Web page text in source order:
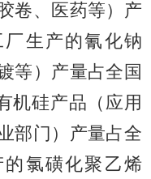
卷、医药等）产
厂生产的氰化钠
等）产量占全国
机硅产品（应用
部门）产量占全
的氯磺化聚乙烯